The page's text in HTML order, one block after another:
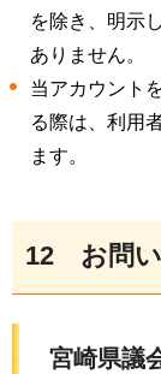
を除き、明示
ありません。
当アカウント
る際は、利用
ます。
12 お問
宮崎県議